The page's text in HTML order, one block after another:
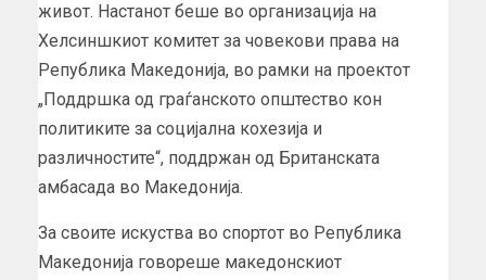
живот. Настанот беше во организација на
Хелсиншкиот комитет за човекови права на
Република Македонија, во рамки на проектот
„Поддршка од граѓанското општество кон
политиките за социјална кохезија и
различностите“, поддржан од Британската
амбасада во Македонија.
За своите искуства во спортот во Република
Македонија говореше македонскиот